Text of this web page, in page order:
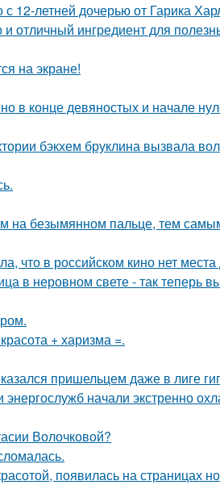
12-летней дочерью от Гарика
отличный ингредиент для
на экране!
в конце девяностых и начале
бэкхем бруклина вызвала
на безымянном пальце, тем
что в российском кино нет
в неровном свете - так теперь
+ харизма =.
пришельцем даже в лиге
начали экстренно
Волочковой?
появилась на страницах